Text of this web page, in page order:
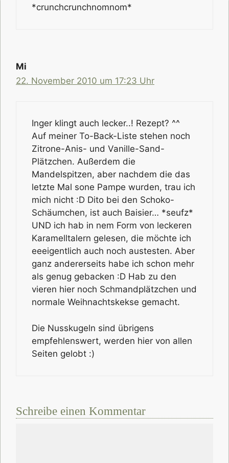
*crunchcrunchnomnom*
Mi
22. November 2010 um 17:23 Uhr
Inger klingt auch lecker..! Rezept? ^^
Auf meiner To-Back-Liste stehen noch
Zitrone-Anis- und Vanille-Sand-
Plätzchen. Außerdem die
Mandelspitzen, aber nachdem die das
letzte Mal sone Pampe wurden, trau ich
mich nicht :D Dito bei den Schoko-
Schäumchen, ist auch Baisier… *seufz*
UND ich hab in nem Form von leckeren
Karamelltalern gelesen, die möchte ich
eeeigentlich auch noch austesten. Aber
ganz andererseits habe ich schon mehr
als genug gebacken :D Hab zu den
vieren hier noch Schmandplätzchen und
normale Weihnachtskekse gemacht.
Die Nusskugeln sind übrigens
empfehlenswert, werden hier von allen
Seiten gelobt :)
Schreibe einen Kommentar